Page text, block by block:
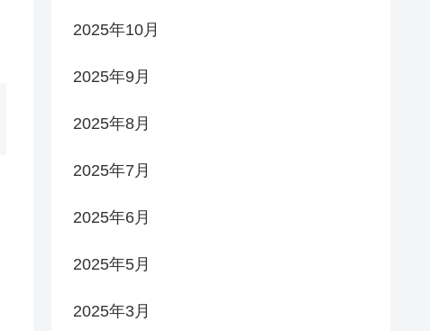
2025年10月
2025年9月
2025年8月
2025年7月
2025年6月
2025年5月
2025年3月